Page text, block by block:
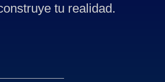
tu realidad.